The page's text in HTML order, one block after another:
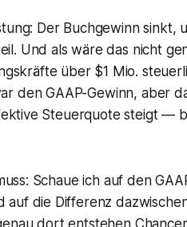
Der Buchgewinn sinkt,
Und als wäre das nicht
über $1 Mio.
den GAAP-Gewinn, aber
Steuerquote steigt —
Schaue ich auf den
die Differenz
dort entstehen